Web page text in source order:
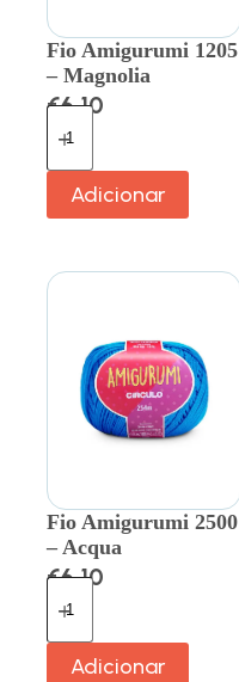
Fio Amigurumi 1205
– Magnolia
€6.10
Adicionar
Fio Amigurumi 2500
– Acqua
€6.10
Adicionar